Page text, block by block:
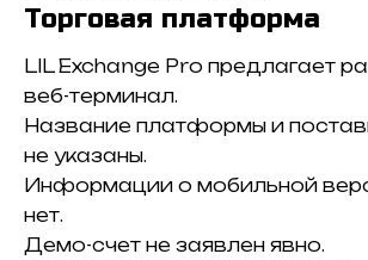
Торговая платформа
LIL Exchange Pro предлагает
веб-терминал.
Название платформы и
не указаны.
Информации о мобильной
нет.
Демо-счет не заявлен явно.